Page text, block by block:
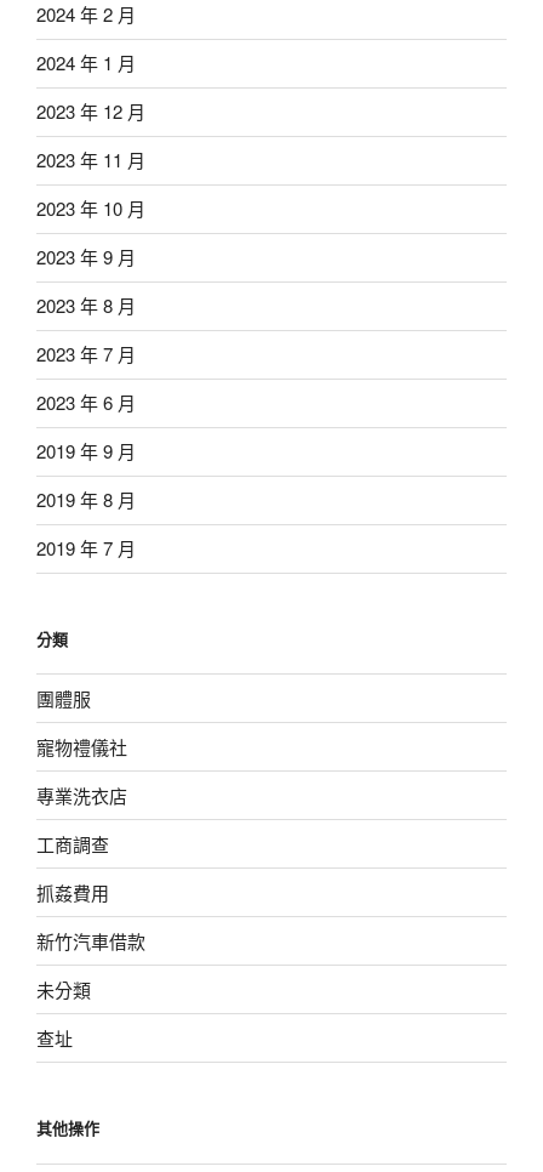
2024 年 2 月
2024 年 1 月
2023 年 12 月
2023 年 11 月
2023 年 10 月
2023 年 9 月
2023 年 8 月
2023 年 7 月
2023 年 6 月
2019 年 9 月
2019 年 8 月
2019 年 7 月
分類
團體服
寵物禮儀社
專業洗衣店
工商調查
抓姦費用
新竹汽車借款
未分類
查址
其他操作